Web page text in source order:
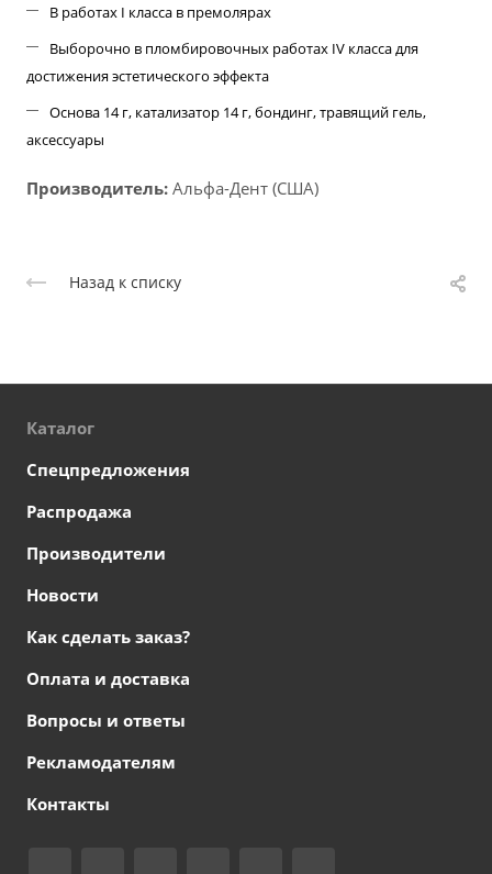
В работах I класса в премолярах
Выборочно в пломбировочных работах IV класса для
достижения эстетического эффекта
Основа 14 г, катализатор 14 г, бондинг, травящий гель,
аксессуары
Производитель: Альфа-Дент (США)
Назад к списку
Каталог
Спецпредложения
Распродажа
Производители
Новости
Как сделать заказ?
Оплата и доставка
Вопросы и ответы
Рекламодателям
Контакты